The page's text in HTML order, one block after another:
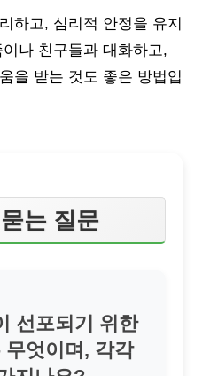
하고, 심리적 안정을 유지
나 친구들과 대화하고,
을 받는 것도 좋은 방법입
는 질문
선포되기 위한
엇이며, 각각